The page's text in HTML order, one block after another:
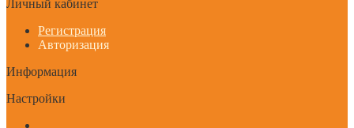
Личный кабинет
Регистрация
Авторизация
Информация
Настройки